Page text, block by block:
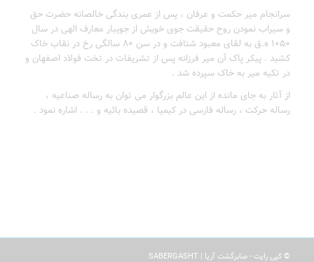
سرانجام میر حکمت و عرفان ، پس از عمری بندگی خالصانه حضرت حق
و سیراب نمودن روح حقیقت جوی خویش از جویبار معارف الهی در سال
۱۰۵۰ ه.ق به لقای معبود شتافت و در سن ۸۰ سالگی رخ در نقاب خاک
کشید . پیکر پاک آن میر فرزانه پس از تشریفات در تخت فولاد اصفهان و
در تکیه میر به خاک سپرده شد .
از آثار به جای مانده از این عالم بزرگوار می توان به رساله صناعیه ،
رساله حرکت ، رساله فارسی در کیمیا ، قصیده بائیه و . . . اشاره نمود .
© کپی رایت - صابرگشت آریا | SABERGASHT